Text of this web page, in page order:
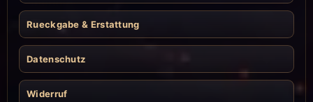
Rueckgabe & Erstattung
Datenschutz
Widerruf